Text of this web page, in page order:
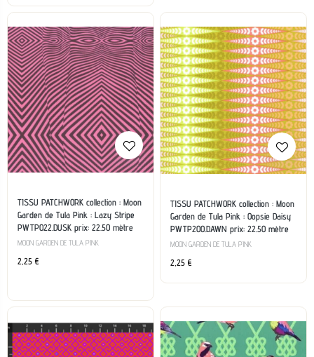
TISSU PATCHWORK collection : Moon
Garden de Tula Pink : Lazy Stripe
PWTP022.DUSK prix: 22.50 mètre
MOON GARDEN DE TULA PINK
2,25 €
TISSU PATCHWORK collection : Moon
Garden de Tula Pink : Oopsie Daisy
PWTP200.DAWN prix: 22.50 mètre
MOON GARDEN DE TULA PINK
2,25 €